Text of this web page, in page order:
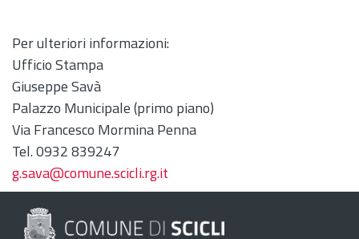
Per ulteriori informazioni:
Ufficio Stampa
Giuseppe Savà
Palazzo Municipale (primo piano)
Via Francesco Mormina Penna
Tel. 0932 839247
g.sava@comune.scicli.rg.it